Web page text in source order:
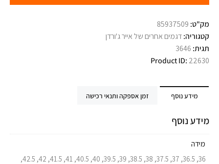
מק"ט: 85937509
קטגוריה:דגמים אחרים של אייר ג'ורדן
תגית: 3646
Product ID: 22630
מידע נוסף זמן אספקה ותנאי רכישה
מידע נוסף
מידה
36, 36.5, 37, 37.5, 38, 38.5, 39, 39.5, 40, 40.5, 41, 41.5, 42, 42.5,